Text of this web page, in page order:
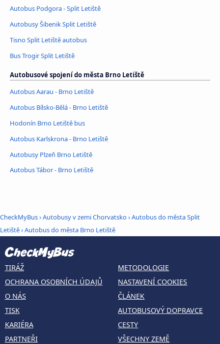
Autobus Podgora - Split Letiště
Autobusy Šibenik Split Letiště
Tisno Split Letiště autobus
Bus Trogir Split Letiště
Autobusové spojení do města Brno Letiště
Autobus Aarau - Brno Letiště
Autobus Bílsko-Bělá - Brno Letiště
Hodonín Brno Letiště bus
Autobus Karlskrona - Brno Letiště
Autobusy Plzeň Brno Letiště
Autobus Tábor - Brno Letiště
CheckMyBus›Autobusy v zemi Chorvatsko›Autobus do města Split
Letiště›Autobus do města Brno Letiště
TIRÁŽ
OCHRANA OSOBNÍCH ÚDAJŮ
O NÁS
TISK
KARIÉRA
PARTNEŘI
METODOLOGIE
NASTAVENÍ COOKIES
ČLÁNEK
AUTOBUSOVÝ DOPRAVCE
CESTY
VŠECHNY ZEMĚ